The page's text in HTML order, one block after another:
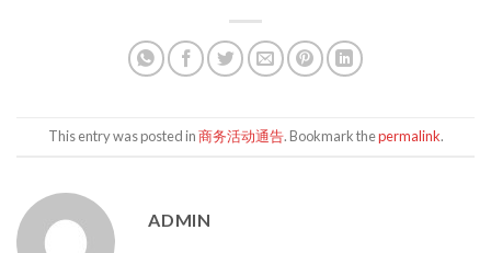
This entry was posted in商务活动通告. Bookmark thepermalink.
ADMIN